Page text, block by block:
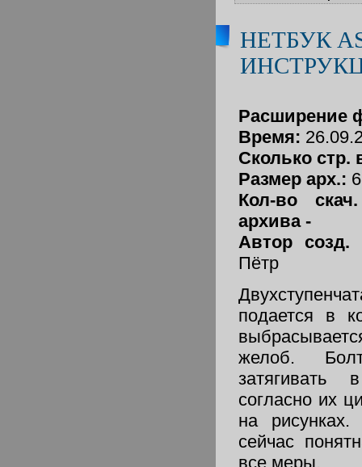
НЕТБУК
Расширение
Время:
Сколько стр.
Размер арх.:
Кол-во
архива -
Автор
Пётр
подается в
желоб.
затягивать
согласно их
на
сейчас
все меры.